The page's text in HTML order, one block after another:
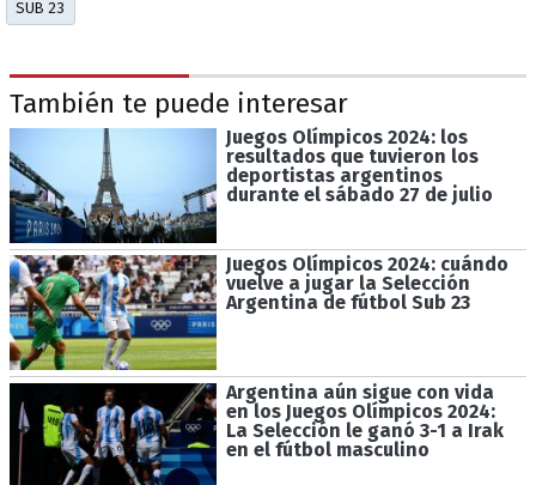
SUB 23
También te puede interesar
Juegos Olímpicos 2024: los
resultados que tuvieron los
deportistas argentinos
durante el sábado 27 de julio
Juegos Olímpicos 2024: cuándo
vuelve a jugar la Selección
Argentina de fútbol Sub 23
Argentina aún sigue con vida
en los Juegos Olímpicos 2024:
La Selección le ganó 3-1 a Irak
en el fútbol masculino